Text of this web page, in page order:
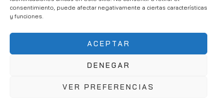
consentimiento, puede afectar negativamente a ciertas características
y funciones.
ACEPTAR
DENEGAR
VER PREFERENCIAS
C/ Telera de Cortijo Chico 14 - Mijas 29651
info@consumibleshop.es